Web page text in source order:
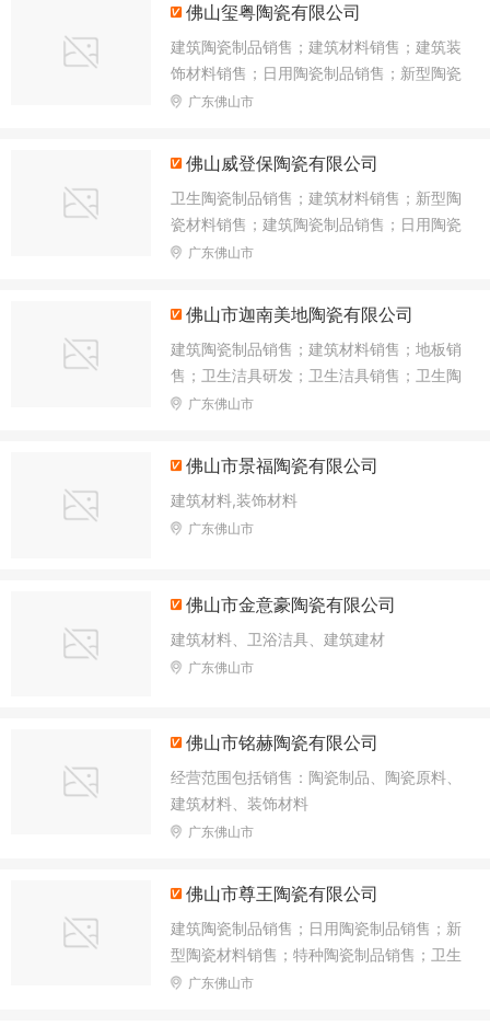
卫具及日用杂品批发；贸易经纪；五金产品
批发；家居用品销售
佛山玺粤陶瓷有限公司
建筑陶瓷制品销售；建筑材料销售；建筑装
饰材料销售；日用陶瓷制品销售；新型陶瓷
材料销售；特种陶瓷制品销售；卫生陶瓷制
售；卫生洁具销售；五金产品零售；地板销
售；灯具销售；照明器具销售；纸制品销
售；厨具卫具及日用杂品批发；搪瓷制品销
售；光缆销售；厨具卫具及日用杂品研发；
厨具卫具及日用杂品零售；涂料销售
广东佛山市
佛山威登保陶瓷有限公司
卫生陶瓷制品销售；建筑材料销售；新型陶
瓷材料销售；建筑陶瓷制品销售；日用陶瓷
制品销售；特种陶瓷制品销售；非金属矿及
料销售；地板销售；金属工具销售；包装服
务；卫生洁具销售；五金产品零售；厨具卫
具及日用杂品零售；日用玻璃制品销售；涂
料销售
广东佛山市
佛山市迦南美地陶瓷有限公司
建筑陶瓷制品销售；建筑材料销售；地板销
售；卫生洁具研发；卫生洁具销售；卫生陶
瓷制品销售；技术服务、技术开发、技术咨
广东佛山市
佛山市景福陶瓷有限公司
建筑材料,装饰材料
广东佛山市
佛山市金意豪陶瓷有限公司
建筑材料、卫浴洁具、建筑建材
广东佛山市
佛山市铭赫陶瓷有限公司
经营范围包括销售：陶瓷制品、陶瓷原料、
建筑材料、装饰材料
广东佛山市
佛山市尊王陶瓷有限公司
建筑陶瓷制品销售；日用陶瓷制品销售；新
型陶瓷材料销售；特种陶瓷制品销售；卫生
陶瓷制品销售；建筑材料销售；建筑装饰材
广东佛山市